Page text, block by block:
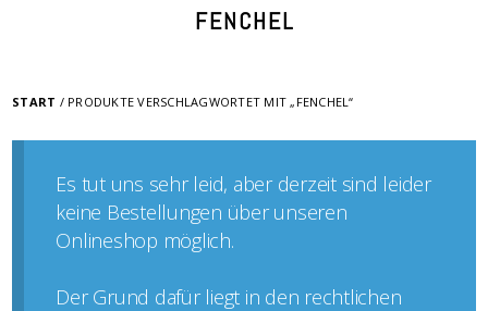
FENCHEL
START / PRODUKTE VERSCHLAGWORTET MIT „FENCHEL“
Es tut uns sehr leid, aber derzeit sind leider
keine Bestellungen über unseren
Onlineshop möglich.
Der Grund dafür liegt in den rechtlichen